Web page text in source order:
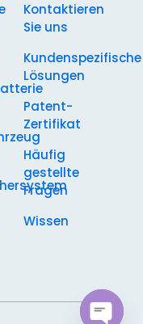
Kontaktieren
Sie uns
Kundenspezifische
Lösungen
Patent-
Zertifikat
Häufig
gestellte
Fragen
Wissen